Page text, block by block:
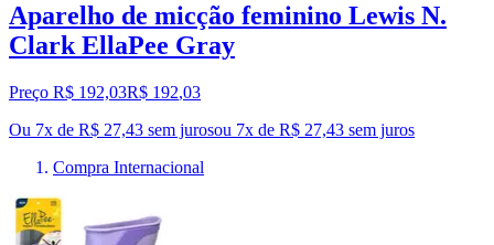
Aparelho de micção feminino Lewis N.
Clark EllaPee Gray
Preço R$ 192,03R$ 192,03
Ou 7x de R$ 27,43 sem jurosou 7x de R$ 27,43 sem juros
Compra Internacional